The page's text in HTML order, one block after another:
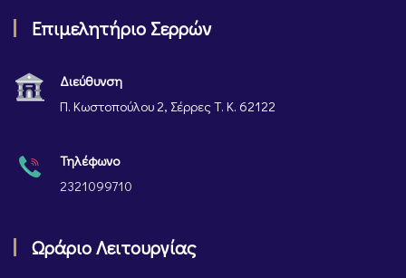
Επιμελητήριο Σερρών
Διεύθυνση
Π. Κωστοπούλου 2, Σέρρες Τ. Κ. 62122
Τηλέφωνο
2321099710
Ωράριο Λειτουργίας